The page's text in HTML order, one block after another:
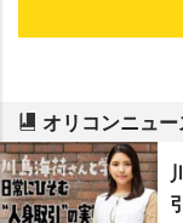
オリコンニュ